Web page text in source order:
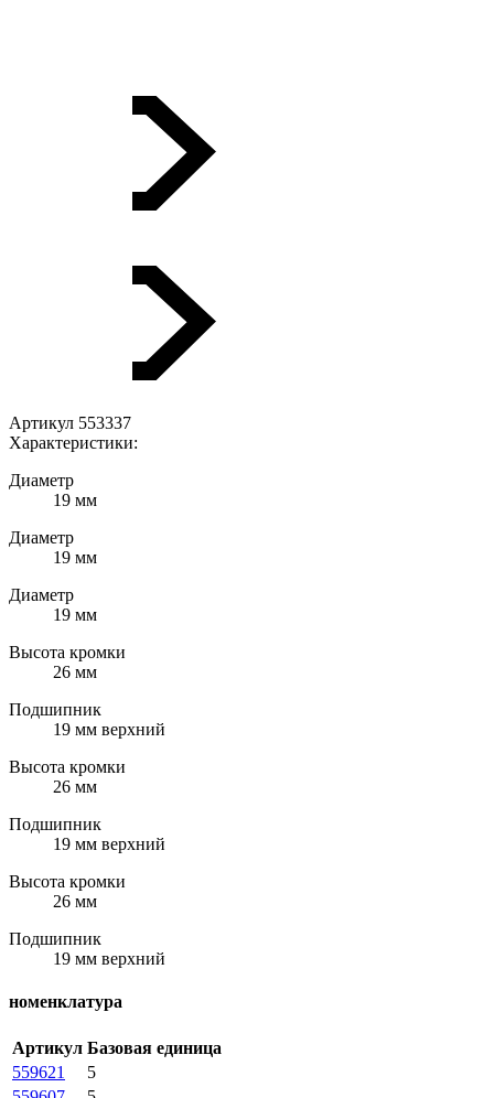
Артикул 553337
Характеристики:
Диаметр
19 мм
Диаметр
19 мм
Диаметр
19 мм
Высота кромки
26 мм
Подшипник
19 мм верхний
Высота кромки
26 мм
Подшипник
19 мм верхний
Высота кромки
26 мм
Подшипник
19 мм верхний
номенклатура
Артикул Базовая единица
559621
5